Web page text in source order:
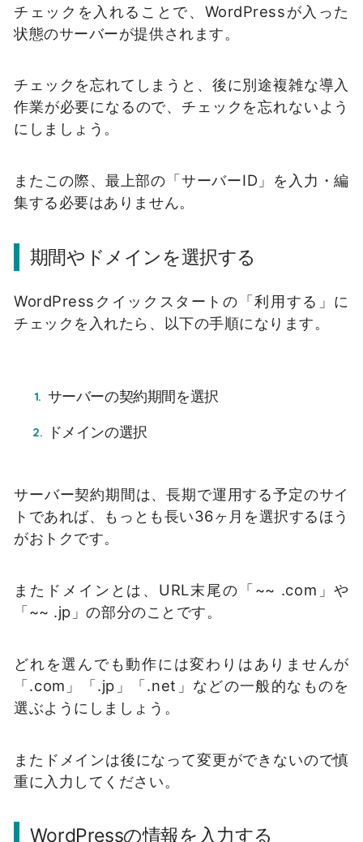
チェックを入れることで、WordPressが入った
状態のサーバーが提供されます。
チェックを忘れてしまうと、後に別途複雑な導入
作業が必要になるので、チェックを忘れないよう
にしましょう。
またこの際、最上部の「サーバーID」を入力・編
集する必要はありません。
期間やドメインを選択する
WordPressクイックスタートの「利用する」に
チェックを入れたら、以下の手順になります。
サーバーの契約期間を選択
ドメインの選択
サーバー契約期間は、長期で運用する予定のサイ
トであれば、もっとも長い36ヶ月を選択するほう
がおトクです。
またドメインとは、URL末尾の「~~ .com」や
「~~ .jp」の部分のことです。
どれを選んでも動作には変わりはありませんが
「.com」「.jp」「.net」などの一般的なものを
選ぶようにしましょう。
またドメインは後になって変更ができないので慎
重に入力してください。
WordPressの情報を入力する